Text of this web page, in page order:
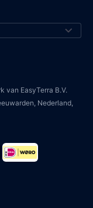
van EasyTerra B.V.
Nederland,